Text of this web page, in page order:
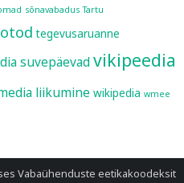
sõnavabadus Tartu
tegevusaruanne
suvepäevadvikipeedia
liikumine wikipedia wmee
Vabaühenduste eetikakoodeksit